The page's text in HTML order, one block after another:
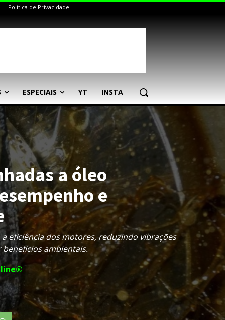
Política de Privacidade
ESPECIAIS YT INSTA
a óleo
e
eficiência dos motores, reduzindo vibrações
ambientais.